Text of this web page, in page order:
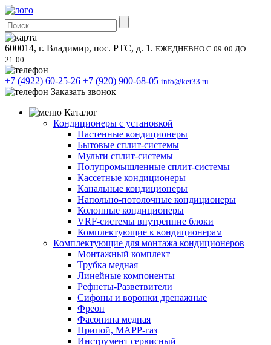
600014, г. Владимир, пос. РТС, д. 1. ЕЖЕДНЕВНО С 09:00 ДО
21:00
+7 (4922) 60-25-26 +7 (920) 900-68-05 info@ket33.ru
Заказать звонок
Каталог
Кондиционеры с установкой
Настенные кондиционеры
Бытовые сплит-системы
Мульти сплит-системы
Полупромышленные сплит-системы
Кассетные кондиционеры
Канальные кондиционеры
Напольно-потолочные кондиционеры
Колонные кондиционеры
VRF-системы внутренние блоки
Комплектующие к кондиционерам
Комплектующие для монтажа кондиционеров
Монтажный комплект
Трубка медная
Линейные компоненты
Рефнеты-Разветвители
Сифоны и воронки дренажные
Фреон
Фасонина медная
Припой, МАРР-газ
Инструмент сервисный